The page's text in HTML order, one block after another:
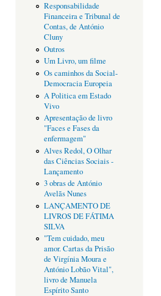
Responsabilidade
Financeira e Tribunal de
Contas, de António
Cluny
Outros
Um Livro, um filme
Os caminhos da Social-
Democracia Europeia
A Politica em Estado
Vivo
Apresentação de livro
"Faces e Fases da
enfermagem"
Alves Redol, O Olhar
das Ciências Sociais -
Lançamento
3 obras de António
Avelãs Nunes
LANÇAMENTO DE
LIVROS DE FÁTIMA
SILVA
"Tem cuidado, meu
amor. Cartas da Prisão
de Virgínia Moura e
António Lobão Vital",
livro de Manuela
Espírito Santo